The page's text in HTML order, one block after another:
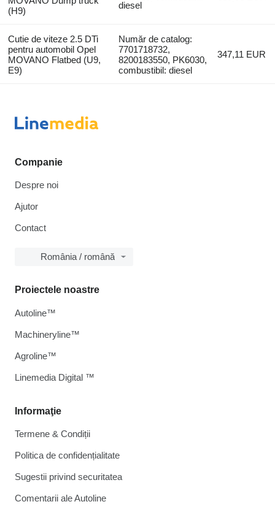
(H9)
diesel
Cutie de viteze 2.5 DTi
pentru automobil Opel
MOVANO Flatbed (U9,
E9)
Număr de catalog:
7701718732,
8200183550, PK6030,
combustibil: diesel
347,11 EUR
Companie
Despre noi
Ajutor
Contact
România / română
Informaţie
Termene & Condiții
Politica de confidențialitate
Sugestii privind securitatea
Comentarii ale Autoline
Proiectele noastre
Autoline™
Machineryline™
Agroline™
Linemedia Digital ™